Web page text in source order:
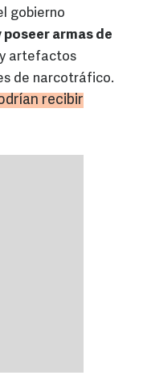
gobierno
poseer armas de
artefactos
de narcotráfico.
recibir